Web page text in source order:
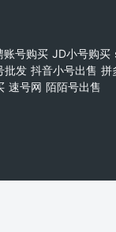
账号购买 JD小号购买
批发 抖音小号出售 拼
速号网 陌陌号出售